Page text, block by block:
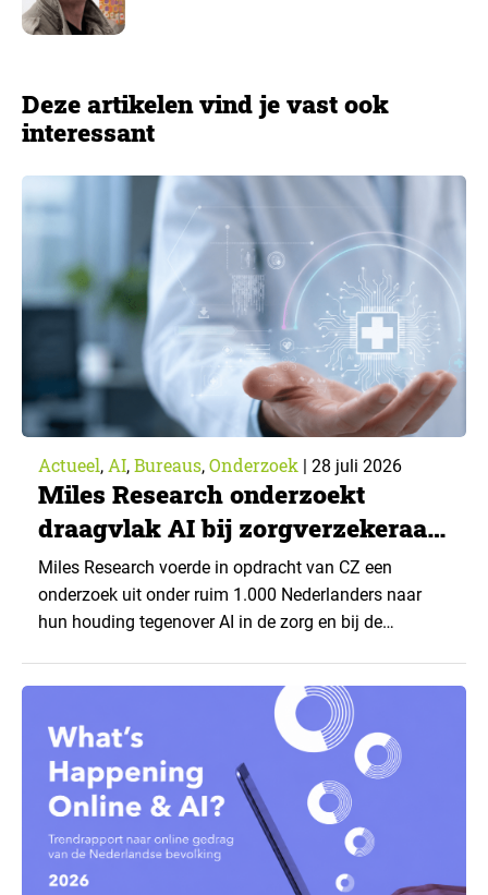
Deze artikelen vind je vast ook
interessant
Actueel, AI, Bureaus, Onderzoek | 28 juli 2026
Miles Research onderzoekt
draagvlak AI bij zorgverzekeraar
CZ
Miles Research voerde in opdracht van CZ een
onderzoek uit onder ruim 1.000 Nederlanders naar
hun houding tegenover AI in de zorg en bij de
toepassingen, en waar trekken zij een grens? Dit
artikel is aangeleverd door kennispartner Miles
Research. ▼ De uitkomsten zijn…